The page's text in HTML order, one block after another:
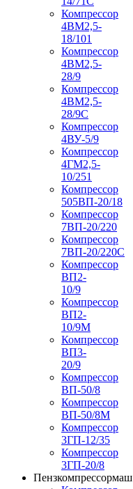
Компрессор
4ВМ2,5-
18/101
Компрессор
4ВМ2,5-
28/9
Компрессор
4ВМ2,5-
28/9С
Компрессор
4ВУ-5/9
Компрессор
4ГМ2,5-
10/251
Компрессор
505ВП-20/18
Компрессор
7ВП-20/220
Компрессор
7ВП-20/220С
Компрессор
ВП2-
10/9
Компрессор
ВП2-
10/9М
Компрессор
ВП3-
20/9
Компрессор
ВП-50/8
Компрессор
ВП-50/8М
Компрессор
3ГП-12/35
Компрессор
3ГП-20/8
Пензкомпрессормаш